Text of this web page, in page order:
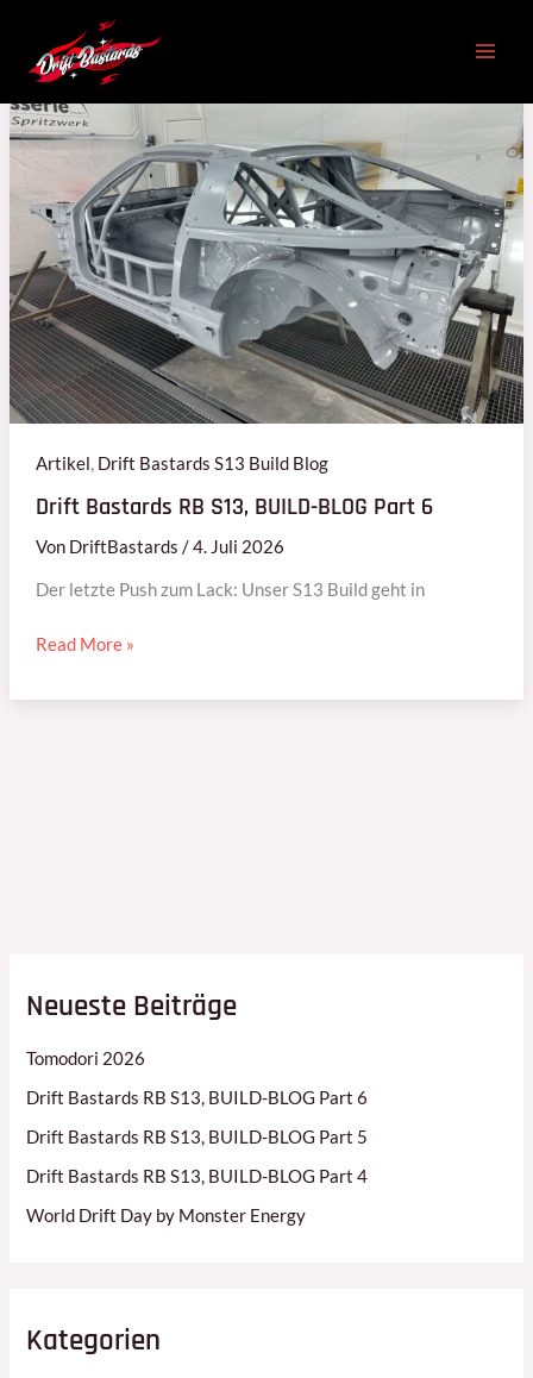
springen
Neueste Beiträge
Tomodori 2026
Drift Bastards RB S13, BUILD-BLOG Part 6
Drift Bastards RB S13, BUILD-BLOG Part 5
Drift Bastards RB S13, BUILD-BLOG Part 4
World Drift Day by Monster Energy
Kategorien
Artikel, Drift Bastards S13 Build Blog
Drift Bastards RB S13, BUILD-BLOG Part 6
Von DriftBastards /4. Juli 2026
Der letzte Push zum Lack: Unser S13 Build geht in
Drift
Bastards
RB
S13,
BLOG
Part
6
Read More »